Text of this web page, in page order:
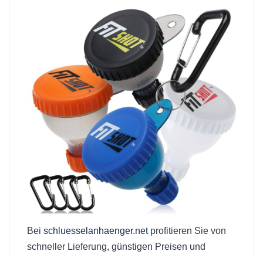
Bei schluesselanhaenger.netprofitieren Sie von
schneller Lieferung, günstigen Preisen und